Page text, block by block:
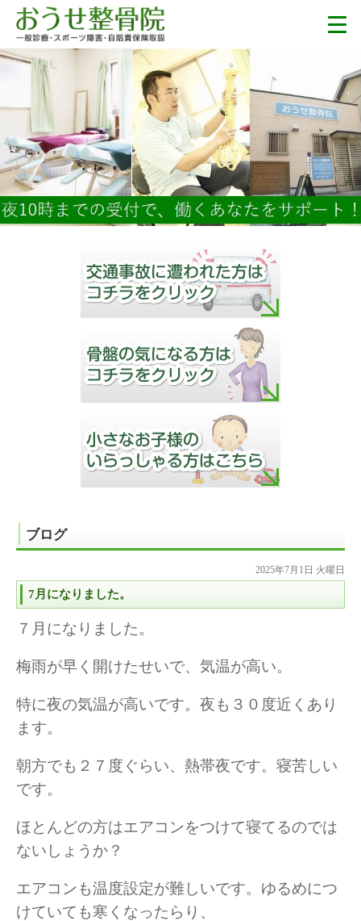
ブログ
2025年7月1日 火曜日
7月になりました。
７月になりました。
梅雨が早く開けたせいで、気温が高い。
特に夜の気温が高いです。夜も３０度近くあり
ます。
朝方でも２７度ぐらい、熱帯夜です。寝苦しい
です。
ほとんどの方はエアコンをつけて寝てるのでは
ないしょうか？
エアコンも温度設定が難しいです。ゆるめにつ
けていても寒くなったらり、